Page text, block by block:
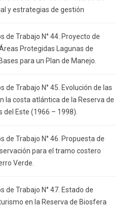
y estrategias de gestión
de Trabajo N° 44. Proyecto de
Protegidas Lagunas de
para un Plan de Manejo.
de Trabajo N° 45. Evolución de las
la costa atlántica de la Reserva de
del Este (1966 – 1998).
de Trabajo N° 46. Propuesta de
para el tramo costero
Verde.
de Trabajo N° 47. Estado de
en la Reserva de Biosfera